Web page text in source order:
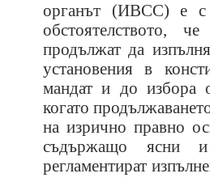
органът (ИВСС) е с
обстоятелството,
продължат да
установения в
мандат и до избора
когато
на изрично правно
съдържащо ясни
регламентират